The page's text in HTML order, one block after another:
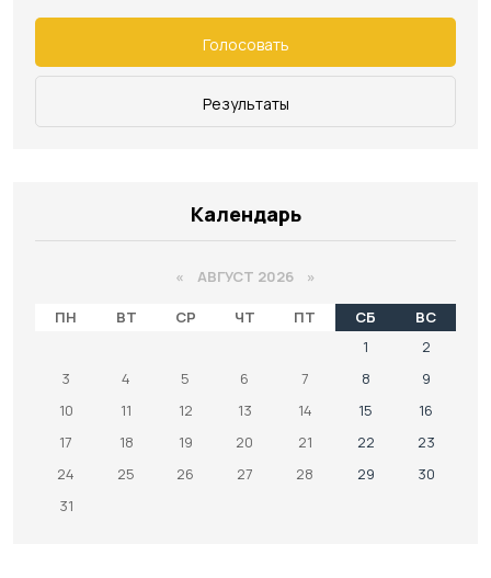
Голосовать
Результаты
Календарь
« АВГУСТ 2026 »
ПН ВТ СР ЧТ ПТ СБ
ВС
1
2
3
4 5 6 7 8
9
10
11 12 13 14 15
16
17
18 19 20 21 22
23
24
25 26 27 28 29
30
31